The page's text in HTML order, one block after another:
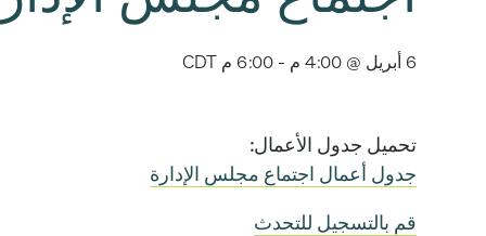
6 أبريل @ 4:00 م - 6:00 م CDT
تحميل جدول الأعمال:
جدول أعمال اجتماع مجلس الإدارة
قم بالتسجيل للتحدث